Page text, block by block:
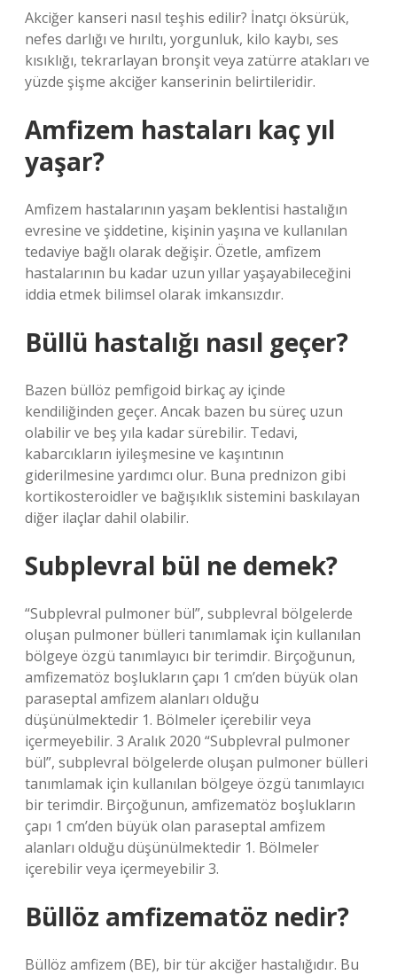
Akciğer kanseri nasıl teşhis edilir? İnatçı öksürük,
nefes darlığı ve hırıltı, yorgunluk, kilo kaybı, ses
kısıklığı, tekrarlayan bronşit veya zatürre atakları ve
yüzde şişme akciğer kanserinin belirtileridir.
Amfizem hastaları kaç yıl
yaşar?
Amfizem hastalarının yaşam beklentisi hastalığın
evresine ve şiddetine, kişinin yaşına ve kullanılan
tedaviye bağlı olarak değişir. Özetle, amfizem
hastalarının bu kadar uzun yıllar yaşayabileceğini
iddia etmek bilimsel olarak imkansızdır.
Büllü hastalığı nasıl geçer?
Bazen büllöz pemfigoid birkaç ay içinde
kendiliğinden geçer. Ancak bazen bu süreç uzun
olabilir ve beş yıla kadar sürebilir. Tedavi,
kabarcıkların iyileşmesine ve kaşıntının
giderilmesine yardımcı olur. Buna prednizon gibi
kortikosteroidler ve bağışıklık sistemini baskılayan
diğer ilaçlar dahil olabilir.
Subplevral bül ne demek?
“Subplevral pulmoner bül”, subplevral bölgelerde
oluşan pulmoner bülleri tanımlamak için kullanılan
bölgeye özgü tanımlayıcı bir terimdir. Birçoğunun,
amfizematöz boşlukların çapı 1 cm’den büyük olan
paraseptal amfizem alanları olduğu
düşünülmektedir 1. Bölmeler içerebilir veya
içermeyebilir. 3 Aralık 2020 “Subplevral pulmoner
bül”, subplevral bölgelerde oluşan pulmoner bülleri
tanımlamak için kullanılan bölgeye özgü tanımlayıcı
bir terimdir. Birçoğunun, amfizematöz boşlukların
çapı 1 cm’den büyük olan paraseptal amfizem
alanları olduğu düşünülmektedir 1. Bölmeler
içerebilir veya içermeyebilir 3.
Büllöz amfizematöz nedir?
Büllöz amfizem (BE), bir tür akciğer hastalığıdır. Bu